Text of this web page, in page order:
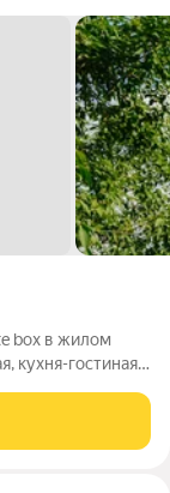
box в жилом
кухня-гостиная,
спальня,